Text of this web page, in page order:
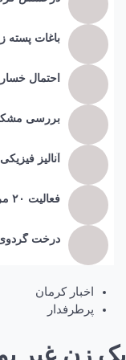
باغات پسته
احتمال
بررسی
آنالیز
فعالیت ۲۰ مرکز اورژانس اجتماعی در استان کرمان
درخت
اخبار کرمان
پرطرفدار
یک زن غیر